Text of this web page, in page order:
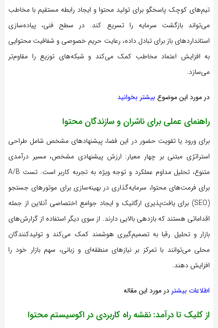
تیم‌های کوچک پاسخگو برای تولید محتوا و ایجاد رابطه مستقیم با مخاطب
می‌تواند بازگشت سرمایه را تسریع کند. در سطح فنی، پیاده‌سازی
استانداردهای باز برای تبادل داده، رعایت حریم خصوصی و شفافیت محتوایی
به افزایش اعتماد مخاطب کمک می‌کند و شبکه‌های توزیع را مقاوم‌تر
می‌سازد.
در مورد این موضوع بیشتر بخوانید
راهنمای عملی برای ناشران و سازندگان محتوا
برای ورود یا تقویت حضور در این فضا، پیشنهادهای مشخص شامل طراحی
استراتژی مبتنی بر چهار معیار: ارزش پیشنهادی مشخص، مسیر درآمدی
متنوع، تحلیل مداوم عملکرد و توجه ویژه به تجربه کاربر است. تست A/B
برای فرمت‌های محتوا، سرمایه‌گذاری در بهینه‌سازی برای موتورهای جستجو
(SEO) برای یافت‌پذیری ارگانیک و ایجاد جوامع اختصاصی آنلاین از جمله
اقداماتی هستند که بازدهی بالایی دارند. از سوی دیگر استفاده از گزارش‌های
بازار و تحلیل رقبا به تصمیم‌گیری هوشمند کمک می‌کند و تولیدکنندگان
محلی می‌توانند با تمرکز بر نیازهای منطقه‌ای و زبانی، سهم بازار خود را
افزایش دهند.
اطلاعات بیشتر در مورد این مقاله
از کلیک تا درآمد: نقشه راه کاربردی در اکوسیستم محتوا